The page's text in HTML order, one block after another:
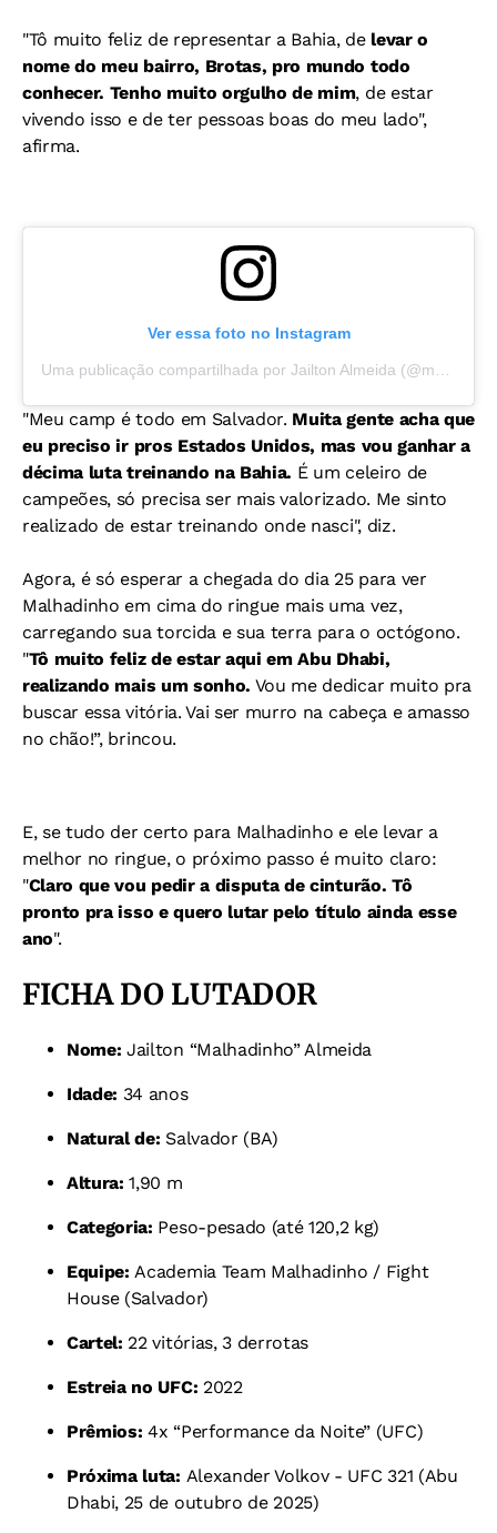
"Tô muito feliz de representar a Bahia, delevar o
nome do meu bairro, Brotas, pro mundo todo
conhecer. Tenho muito orgulho de mim, de estar
vivendo isso e de ter pessoas boas do meu lado",
afirma.
Ver essa foto no Instagram
Uma publicação compartilhada por Jailton Almeida (@malhadinho_ufc)
"Meu camp é todo em Salvador. Muita gente acha que
eu preciso ir pros Estados Unidos, mas vou ganhar a
décima luta treinando na Bahia. É um celeiro de
campeões, só precisa ser mais valorizado. Me sinto
realizado de estar treinando onde nasci", diz.
Agora, é só esperar a chegada do dia 25 para ver
Malhadinho em cima do ringue mais uma vez,
carregando sua torcida e sua terra para o octógono.
"Tô muito feliz de estar aqui em Abu Dhabi,
realizando mais um sonho. Vou me dedicar muito pra
buscar essa vitória. Vai ser murro na cabeça e amasso
no chão!”, brincou.
E, se tudo der certo para Malhadinho e ele levar a
melhor no ringue, o próximo passo é muito claro:
"Claro que vou pedir a disputa de cinturão. Tô
pronto pra isso e quero lutar pelo título ainda esse
ano".
FICHA DO LUTADOR
Nome: Jailton “Malhadinho” Almeida
Idade: 34 anos
Natural de: Salvador (BA)
Altura:1,90 m
Categoria: Peso-pesado (até 120,2 kg)
Equipe:Academia Team Malhadinho / Fight
House (Salvador)
Cartel: 22 vitórias, 3 derrotas
Estreia no UFC: 2022
Prêmios: 4x “Performance da Noite” (UFC)
Próxima luta: Alexander Volkov - UFC 321 (Abu
Dhabi, 25 de outubro de 2025)